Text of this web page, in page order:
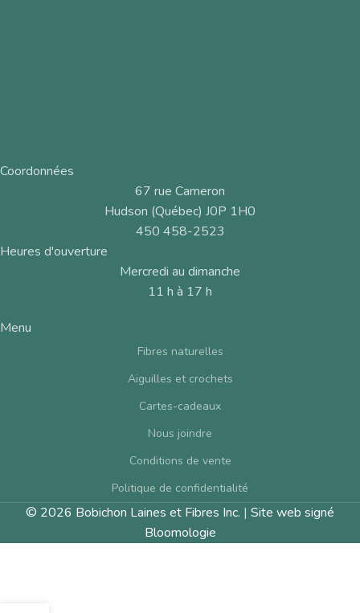
Coordonnées
67 rue Cameron
Hudson (Québec) J0P 1H0
450 458-2523
Heures d'ouverture
Mercredi au dimanche
11 h à 17 h
Menu
Fibres naturelles
Aiguilles et crochets
Cartes-cadeaux
Nous joindre
Conditions de vente
Politique de confidentialité
© 2026 Bobichon Laines et Fibres Inc. | Site web signé
Bloomologie